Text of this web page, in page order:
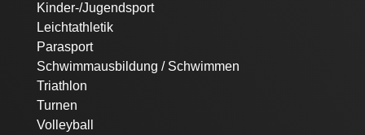
Kinder-/Jugendsport
Leichtathletik
Parasport
Schwimmausbildung / Schwimmen
Triathlon
Turnen
Volleyball